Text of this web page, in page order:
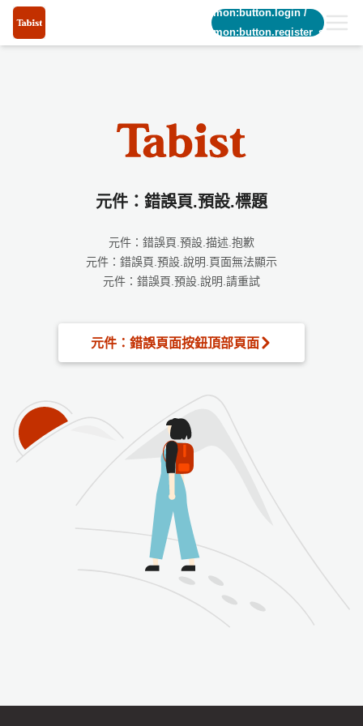
common:button.login/
common:button.register_short
元件：錯誤頁.預設.標題
元件：錯誤頁.預設.描述.抱歉
元件：錯誤頁.預設.說明.頁面無法顯示
元件：錯誤頁.預設.說明.請重試
元件：錯誤頁面按鈕頂部頁面